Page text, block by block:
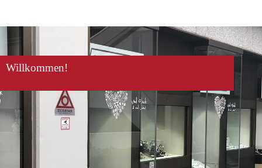
Willkommen!